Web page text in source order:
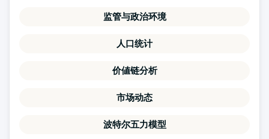
监管与政治环境
人口统计
价値链分析
市场动态
波特尔五力模型